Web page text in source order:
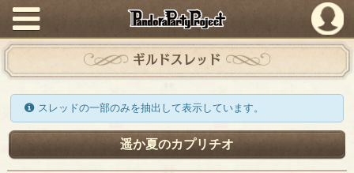
PandoraPartyProject
ギルドスレッド
スレッドの一部のみを抽出して表示しています。
遥か夏のカプリチオ